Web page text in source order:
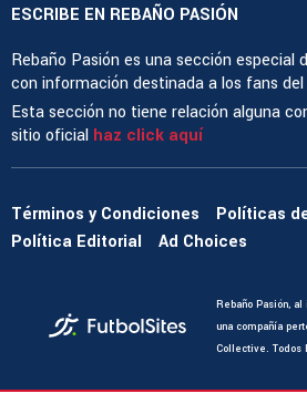
ESCRIBE EN REBAÑO PASIÓN
Rebaño Pasión es una sección especial
con información destinada a los fans del
Esta sección no tiene relación alguna
sitio oficial haz click aquí
Términos y Condiciones
Políticas
Política Editorial
Ad Choices
Rebaño Pasión,
una compañía
Collective. Todos